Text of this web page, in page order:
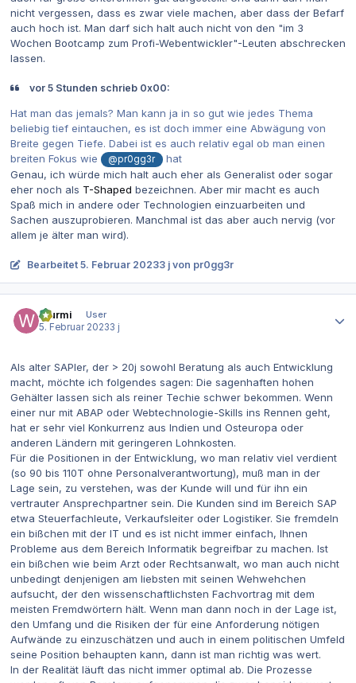
nicht vergessen, dass es zwar viele machen, aber dass der Befarf
auch hoch ist. Man darf sich halt auch nicht von den "im 3
Wochen Bootcamp zum Profi-Webentwickler"-Leuten abschrecken
lassen.
vor 5 Stunden schrieb 0x00:
Hat man das jemals? Man kann ja in so gut wie jedes Thema
beliebig tief eintauchen, es ist doch immer eine Abwägung von
Breite gegen Tiefe. Dabei ist es auch relativ egal ob man einen
breiten Fokus wie
@pr0gg3r
hat
Genau, ich würde mich halt auch eher als Generalist oder sogar
eher noch als T-Shaped bezeichnen. Aber mir macht es auch
Spaß mich in andere oder Technologien einzuarbeiten und
Sachen auszuprobieren. Manchmal ist das aber auch nervig (vor
allem je älter man wird).
Bearbeitet5. Februar 20233 j von pr0gg3r
Wurmi
User
5. Februar 20233 j
Als alter SAPler, der > 20j sowohl Beratung als auch Entwicklung
macht, möchte ich folgendes sagen: Die sagenhaften hohen
Gehälter lassen sich als reiner Techie schwer bekommen. Wenn
einer nur mit ABAP oder Webtechnologie-Skills ins Rennen geht,
hat er sehr viel Konkurrenz aus Indien und Osteuropa oder
anderen Ländern mit geringeren Lohnkosten.
Für die Positionen in der Entwicklung, wo man relativ viel verdient
(so 90 bis 110T ohne Personalverantwortung), muß man in der
Lage sein, zu verstehen, was der Kunde will und für ihn ein
vertrauter Ansprechpartner sein. Die Kunden sind im Bereich SAP
etwa Steuerfachleute, Verkaufsleiter oder Logistiker. Sie fremdeln
ein bißchen mit der IT und es ist nicht immer einfach, Ihnen
Probleme aus dem Bereich Informatik begreifbar zu machen. Ist
ein bißchen wie beim Arzt oder Rechtsanwalt, wo man auch nicht
unbedingt denjenigen am liebsten mit seinen Wehwehchen
aufsucht, der den wissenschaftlichsten Fachvortrag mit dem
meisten Fremdwörtern hält. Wenn man dann noch in der Lage ist,
den Umfang und die Risiken der für eine Anforderung nötigen
Aufwände zu einzuschätzen und auch in einem politischen Umfeld
seine Position behaupten kann, dann ist man richtig was wert.
In der Realität läuft das nicht immer optimal ab. Die Prozesse